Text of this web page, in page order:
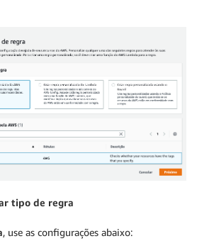
tipo de regra
, use as configurações abaixo: